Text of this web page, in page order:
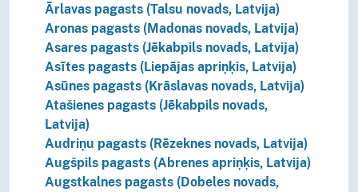
Ārlavas pagasts (Talsu novads, Latvija)
Aronas pagasts (Madonas novads, Latvija)
Asares pagasts (Jēkabpils novads, Latvija)
Asītes pagasts (Liepājas apriņķis, Latvija)
Asūnes pagasts (Krāslavas novads, Latvija)
Atašienes pagasts (Jēkabpils novads,
Latvija)
Audriņu pagasts (Rēzeknes novads, Latvija)
Augšpils pagasts (Abrenes apriņķis, Latvija)
Augstkalnes pagasts (Dobeles novads,